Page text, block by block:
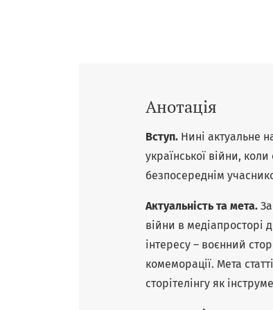
Анотація
Вступ. Нині актуальне
української війни,
безпосереднім
Актуальність та мета.
війни в медіапросторі
інтересу – воєнний
комеморації. Мета
сторітелінгу як